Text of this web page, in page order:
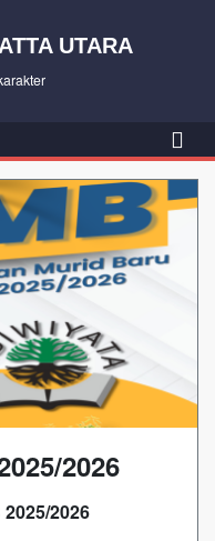
UTARA
2026
2026